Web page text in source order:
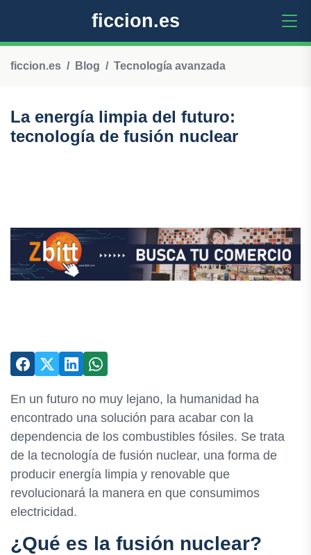
ficcion.es
ficcion.es Blog Tecnología avanzada
La energía limpia del futuro:
tecnología de fusión nuclear
En un futuro no muy lejano, la humanidad ha
encontrado una solución para acabar con la
dependencia de los combustibles fósiles. Se trata
de la tecnología de fusión nuclear, una forma de
producir energía limpia y renovable que
revolucionará la manera en que consumimos
electricidad.
¿Qué es la fusión nuclear?